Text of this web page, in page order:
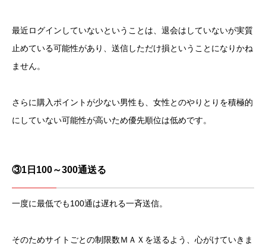
最近ログインしていないということは、退会はしていないが実質
止めている可能性があり、送信しただけ損ということになりかね
ません。
さらに購入ポイントが少ない男性も、女性とのやりとりを積極的
にしていない可能性が高いため優先順位は低めです。
③1日100～300通送る
一度に最低でも100通は遅れる一斉送信。
そのためサイトごとの制限数ＭＡＸを送るよう、心がけていきま